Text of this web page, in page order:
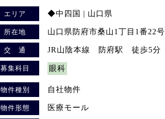
エリア ◆中四国 | 山口県
所在地 山口県防府市桑山1丁目1番22号
交 通 JR山陰本線 防府駅 徒歩5分
募集科目 眼科
物件種別 自社物件
物件形態 医療モール